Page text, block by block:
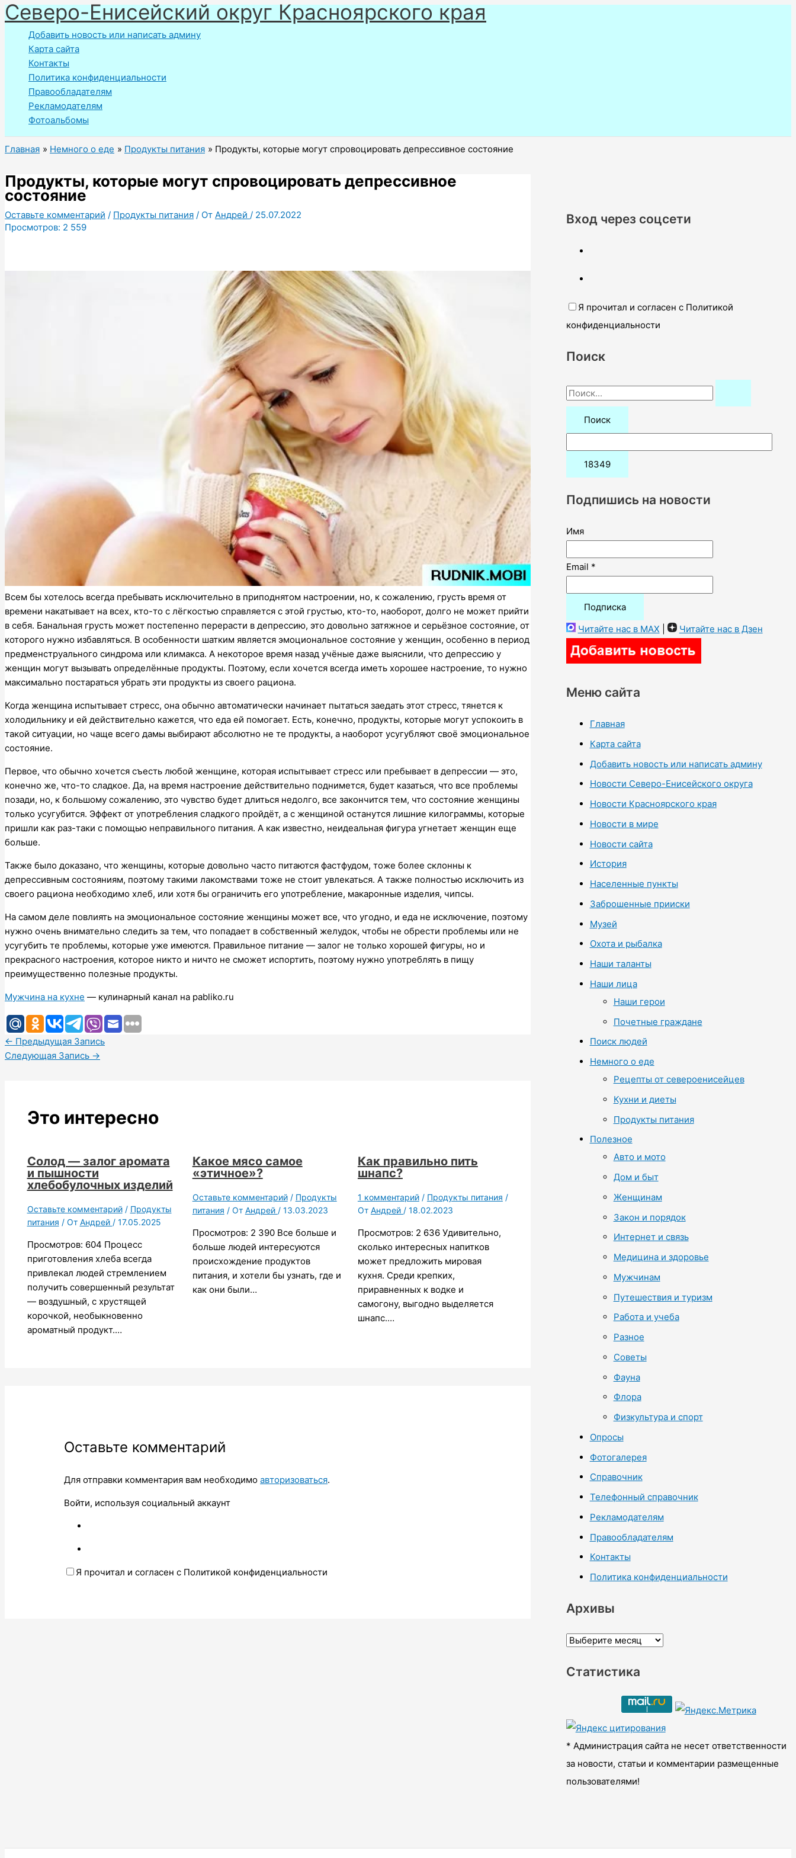
Перейти
к
содержимому
Северо-Енисейский округ Красноярского края
Добавить новость или написать админу
Карта сайта
Контакты
Политика конфиденциальности
Правообладателям
Рекламодателям
Фотоальбомы
Главная Немного о еде Продукты питания Продукты, которые могут спровоцировать депрессивное состояние
Продукты, которые могут спровоцировать депрессивное
состояние
Оставьте комментарий / Продукты питания / От Андрей / 25.07.2022
Просмотров: 2 559
Всем бы хотелось всегда пребывать исключительно в приподнятом настроении, но, к сожалению, грусть время от
времени накатывает на всех, кто-то с лёгкостью справляется с этой грустью, кто-то, наоборот, долго не может прийти
в себя. Банальная грусть может постепенно перерасти в депрессию, это довольно затяжное и серьёзное состояние, от
которого нужно избавляться. В особенности шатким является эмоциональное состояние у женщин, особенно в период
предменструального синдрома или климакса. А некоторое время назад учёные даже выяснили, что депрессию у
женщин могут вызывать определённые продукты. Поэтому, если хочется всегда иметь хорошее настроение, то нужно
максимально постараться убрать эти продукты из своего рациона.
Когда женщина испытывает стресс, она обычно автоматически начинает пытаться заедать этот стресс, тянется к
холодильнику и ей действительно кажется, что еда ей помогает. Есть, конечно, продукты, которые могут успокоить в
такой ситуации, но чаще всего дамы выбирают абсолютно не те продукты, а наоборот усугубляют своё эмоциональное
состояние.
Первое, что обычно хочется съесть любой женщине, которая испытывает стресс или пребывает в депрессии — это,
конечно же, что-то сладкое. Да, на время настроение действительно поднимется, будет казаться, что все проблемы
позади, но, к большому сожалению, это чувство будет длиться недолго, все закончится тем, что состояние женщины
только усугубится. Эффект от употребления сладкого пройдёт, а с женщиной останутся лишние килограммы, которые
пришли как раз-таки с помощью неправильного питания. А как известно, неидеальная фигура угнетает женщин еще
больше.
Также было доказано, что женщины, которые довольно часто питаются фастфудом, тоже более склонны к
депрессивным состояниям, поэтому такими лакомствами тоже не стоит увлекаться. А также полностью исключить из
своего рациона необходимо хлеб, или хотя бы ограничить его употребление, макаронные изделия, чипсы.
На самом деле повлиять на эмоциональное состояние женщины может все, что угодно, и еда не исключение, поэтому
нужно очень внимательно следить за тем, что попадает в собственный желудок, чтобы не обрести проблемы или не
усугубить те проблемы, которые уже имеются. Правильное питание — залог не только хорошей фигуры, но и
прекрасного настроения, которое никто и ничто не сможет испортить, поэтому нужно употреблять в пищу
преимущественно полезные продукты.
Мужчина на кухне — кулинарный канал на pabliko.ru
← Предыдущая Запись
Следующая Запись →
Это интересно
Солод — залог аромата
и пышности
хлебобулочных изделий
Оставьте комментарий / Продукты
питания / От Андрей / 17.05.2025
Просмотров: 604 Процесс
приготовления хлеба всегда
привлекал людей стремлением
получить совершенный результат
— воздушный, с хрустящей
корочкой, необыкновенно
ароматный продукт.…
Какое мясо самое
«этичное»?
Оставьте комментарий / Продукты
питания / От Андрей / 13.03.2023
Просмотров: 2 390 Все больше и
больше людей интересуются
происхождение продуктов
питания, и хотели бы узнать, где и
как они были…
Как правильно пить
шнапс?
1 комментарий / Продукты питания /
От Андрей / 18.02.2023
Просмотров: 2 636 Удивительно,
сколько интересных напитков
может предложить мировая
кухня. Среди крепких,
приравненных к водке и
самогону, выгодно выделяется
шнапс.…
Оставьте комментарий
Для отправки комментария вам необходимоавторизоваться.
Войти, используя социальный аккаунт
Я прочитал и согласен с Политикой конфиденциальности
Вход через соцсети
Я прочитал и согласен с Политикой
конфиденциальности
Поиск
П
о
:
Подпишись на новости
Имя
Email *
Читайте нас в MAX Читайте нас в Дзен
Меню сайта
Главная
Карта сайта
Добавить новость или написать админу
Новости Северо-Енисейского округа
Новости Красноярского края
Новости в мире
Новости сайта
История
Населенные пункты
Заброшенные прииски
Музей
Охота и рыбалка
Наши таланты
Наши лица
Наши герои
Почетные граждане
Поиск людей
Немного о еде
Рецепты от североенисейцев
Кухни и диеты
Продукты питания
Полезное
Авто и мото
Дом и быт
Женщинам
Закон и порядок
Интернет и связь
Медицина и здоровье
Мужчинам
Путешествия и туризм
Работа и учеба
Разное
Советы
Фауна
Флора
Физкультура и спорт
Опросы
Фотогалерея
Справочник
Телефонный справочник
Рекламодателям
Правообладателям
Контакты
Политика конфиденциальности
Архивы
А
х
ы
Статистика
* Администрация сайта не несет ответственности
за новости, статьи и комментарии размещенные
пользователями!